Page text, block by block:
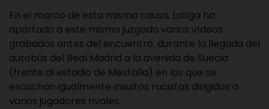
En el marco de esta misma causa, LaLiga ha
aportado a este mismo juzgado varios vídeos
grabados antes del encuentro, durante la llegada del
autobús del Real Madrid a la avenida de Suecia
(frente al estadio de Mestalla) en los que se
escuchan igualmente insultos racistas dirigidos a
varios jugadores rivales.